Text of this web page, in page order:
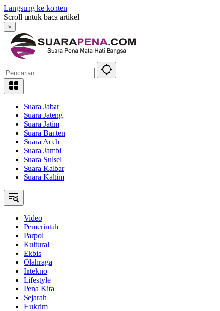
Langsung ke konten
Scroll untuk baca artikel
×
Suara Jabar
Suara Jateng
Suara Jatim
Suara Banten
Suara Aceh
Suara Jambi
Suara Sulsel
Suara Kalbar
Suara Kaltim
Video
Pemerintah
Parpol
Kultural
Ekbis
Olahraga
Intekno
Lifestyle
Pena Kita
Sejarah
Hukrim